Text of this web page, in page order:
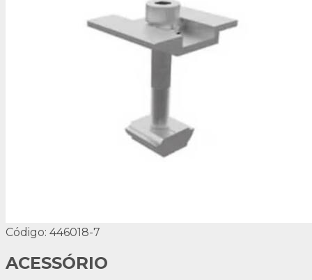
Código: 446018-7
ACESSÓRIO